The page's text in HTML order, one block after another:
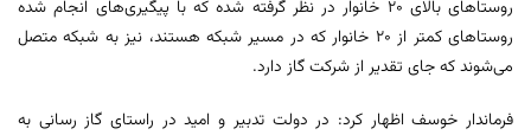
روستاهای بالای ۲۰ خانوار در نظر گرفته شده که با پیگیری‌های انجام شده
روستاهای کمتر از ۲۰ خانوار که در مسیر شبکه هستند، نیز به شبکه متصل
می‌شوند که جای تقدیر از شرکت گاز دارد.
فرماندار خوسف اظهار کرد: در دولت تدبیر و امید در راستای گاز رسانی به